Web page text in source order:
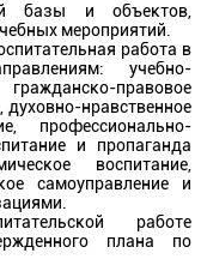
базы и объектов,
мероприятий.
работа в
учебно-
правовое
духовно-нравственное
профессионально-
и пропаганда
воспитание,
самоуправление и
работе
плана по